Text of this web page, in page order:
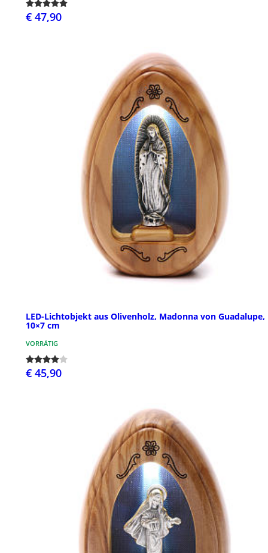
€ 47,90
LED-Lichtobjekt aus Olivenholz, Madonna von Guadalupe,
10×7 cm
VORRÄTIG
€ 45,90